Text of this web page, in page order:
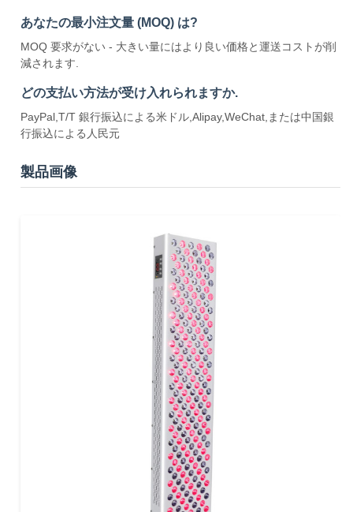
あなたの最小注文量 (MOQ) は?
MOQ 要求がない - 大きい量にはより良い価格と運送コストが削
減されます.
どの支払い方法が受け入れられますか.
PayPal,T/T 銀行振込による米ドル,Alipay,WeChat,または中国銀
行振込による人民元
製品画像